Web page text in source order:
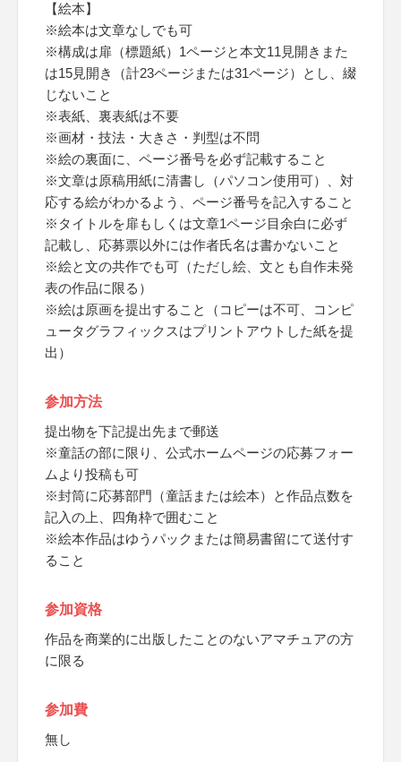
【絵本】
※絵本は文章なしでも可
※構成は扉（標題紙）1ページと本文11見開きまた
は15見開き（計23ページまたは31ページ）とし、綴
じないこと
※表紙、裏表紙は不要
※画材・技法・大きさ・判型は不問
※絵の裏面に、ページ番号を必ず記載すること
※文章は原稿用紙に清書し（パソコン使用可）、対
応する絵がわかるよう、ページ番号を記入すること
※タイトルを扉もしくは文章1ページ目余白に必ず
記載し、応募票以外には作者氏名は書かないこと
※絵と文の共作でも可（ただし絵、文とも自作未発
表の作品に限る）
※絵は原画を提出すること（コピーは不可、コンピ
ュータグラフィックスはプリントアウトした紙を提
出）
参加方法
提出物を下記提出先まで郵送
※童話の部に限り、公式ホームページの応募フォー
ムより投稿も可
※封筒に応募部門（童話または絵本）と作品点数を
記入の上、四角枠で囲むこと
※絵本作品はゆうパックまたは簡易書留にて送付す
ること
参加資格
作品を商業的に出版したことのないアマチュアの方
に限る
参加費
無し